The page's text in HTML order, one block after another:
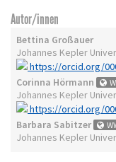
Autor/innen
Bettina Großauer
Johannes Kepler
https://orcid.org/
Corinna Hörmann
Johannes Kepler
https://orcid.org/
Barbara Sabitzer
Johannes Kepler